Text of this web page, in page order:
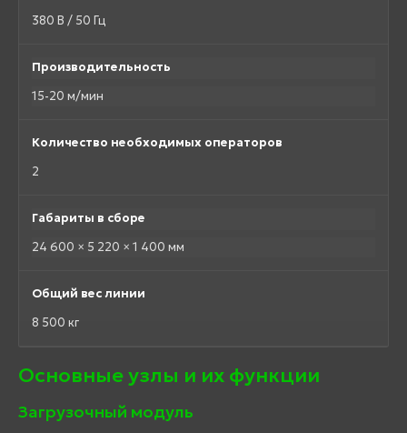
380 В / 50 Гц
Производительность
15-20 м/мин
Количество необходимых операторов
2
Габариты в сборе
24 600 × 5 220 × 1 400 мм
Общий вес линии
8 500 кг
Основные узлы и их функции
Загрузочный модуль